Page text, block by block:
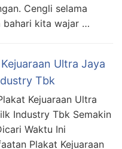
Cengli selama
bahari kita wajar …
Ultra Jaya
Tbk
Kejuaraan Ultra
Industry Tbk Semakin
Waktu Ini
Plakat Kejuaraan